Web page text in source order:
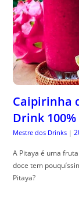
Caipirinha
Drink
Mestre dos Drinks |
A Pitaya é uma
doce tem
Pitaya?